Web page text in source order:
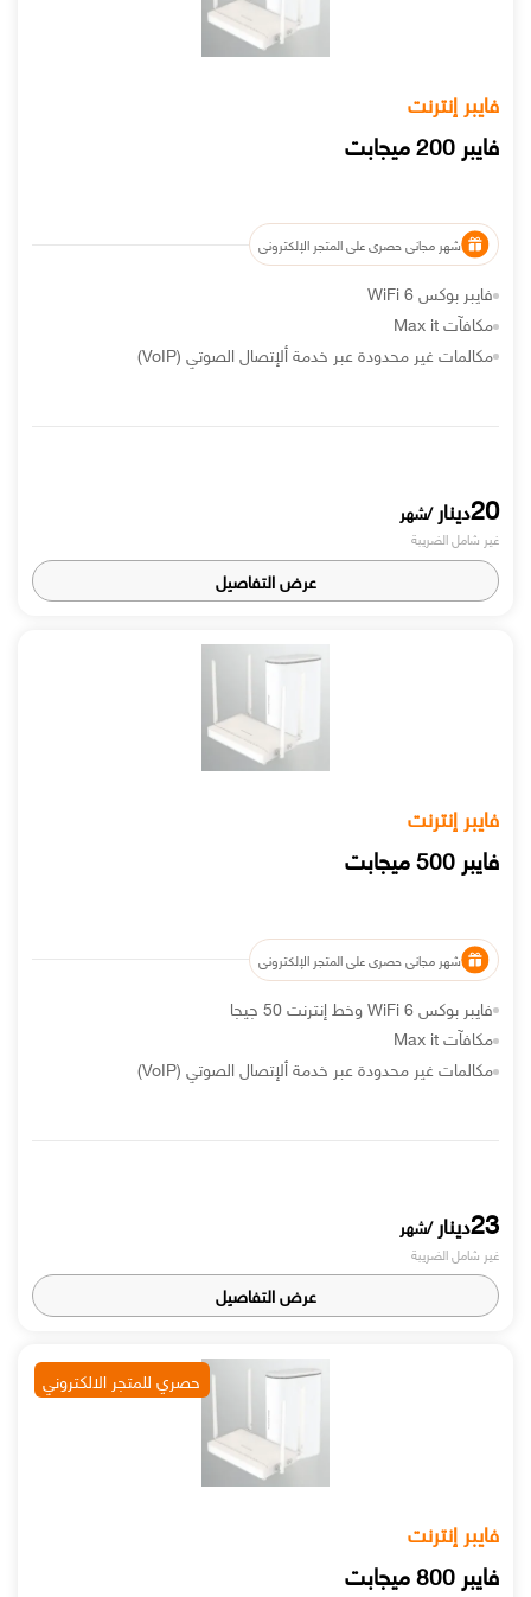
فايبر إنترنت
فايبر 200 ميجابت
شهر مجاني حصري على المتجر الإلكتروني
فايبر بوكس WiFi 6
مكافآت Max it
مكالمات غير محدودة عبر خدمة ألإتصال الصوتي (VoIP)
20دينار/شهر
غير شامل الضريبة
عرض التفاصيل
فايبر إنترنت
فايبر 500 ميجابت
شهر مجاني حصري على المتجر الإلكتروني
فايبر بوكس WiFi 6 وخط إنترنت 50 جيجا
مكافآت Max it
مكالمات غير محدودة عبر خدمة ألإتصال الصوتي (VoIP)
23دينار/شهر
غير شامل الضريبة
عرض التفاصيل
حصري للمتجر الالكتروني
فايبر إنترنت
فايبر 800 ميجابت